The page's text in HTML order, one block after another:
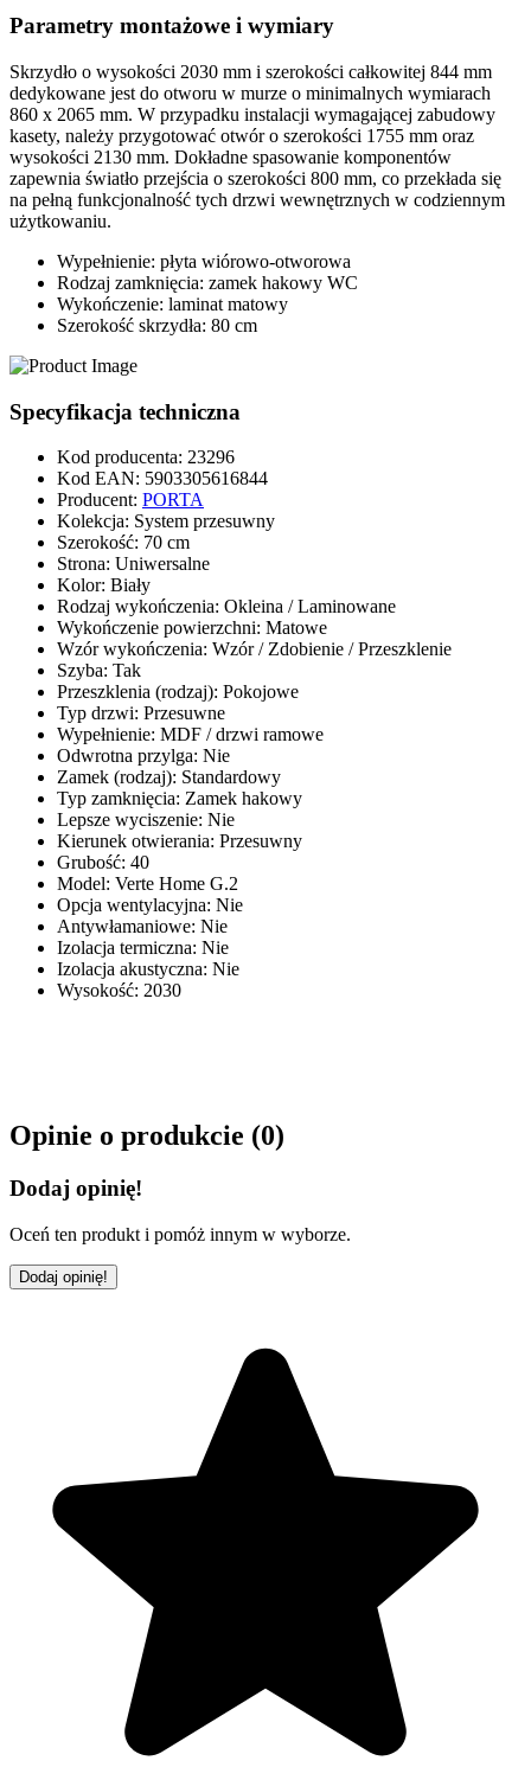
Parametry montażowe i wymiary
Skrzydło o wysokości 2030 mm i szerokości całkowitej 844 mm
dedykowane jest do otworu w murze o minimalnych wymiarach
860 x 2065 mm. W przypadku instalacji wymagającej zabudowy
kasety, należy przygotować otwór o szerokości 1755 mm oraz
wysokości 2130 mm. Dokładne spasowanie komponentów
zapewnia światło przejścia o szerokości 800 mm, co przekłada się
na pełną funkcjonalność tych drzwi wewnętrznych w codziennym
użytkowaniu.
Wypełnienie: płyta wiórowo-otworowa
Rodzaj zamknięcia: zamek hakowy WC
Wykończenie: laminat matowy
Szerokość skrzydła: 80 cm
Specyfikacja techniczna
Kod producenta: 23296
Kod EAN: 5903305616844
Producent: PORTA
Kolekcja: System przesuwny
Szerokość: 70 cm
Strona: Uniwersalne
Kolor: Biały
Rodzaj wykończenia: Okleina / Laminowane
Wykończenie powierzchni: Matowe
Wzór wykończenia: Wzór / Zdobienie / Przeszklenie
Szyba: Tak
Przeszklenia (rodzaj): Pokojowe
Typ drzwi: Przesuwne
Wypełnienie: MDF / drzwi ramowe
Odwrotna przylga: Nie
Zamek (rodzaj): Standardowy
Typ zamknięcia: Zamek hakowy
Lepsze wyciszenie: Nie
Kierunek otwierania: Przesuwny
Grubość: 40
Model: Verte Home G.2
Opcja wentylacyjna: Nie
Antywłamaniowe: Nie
Izolacja termiczna: Nie
Izolacja akustyczna: Nie
Wysokość: 2030
Opinie o produkcie (0)
Dodaj opinię!
Oceń ten produkt i pomóż innym w wyborze.
Dodaj opinię!